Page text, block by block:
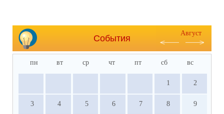
События
Август
пн вт ср чт пт сб вс
1 2
3 4 5 6 7 8 9